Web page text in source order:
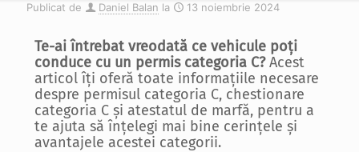
Publicat de Daniel Balan la 13 noiembrie 2024
Te-ai întrebat vreodată ce vehicule poți
conduce cu un permis categoria C?Acest
articol îți oferă toate informațiile necesare
despre permisul categoria C, chestionare
categoria C și atestatul de marfă, pentru a
te ajuta să înțelegi mai bine cerințele și
avantajele acestei categorii.